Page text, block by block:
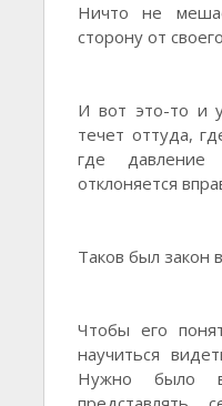
Ничто не
сторону от
И вот это-то и
течет оттуда,
где
отклоняется
Таков был закон
Чтобы его
научиться
Нужно было